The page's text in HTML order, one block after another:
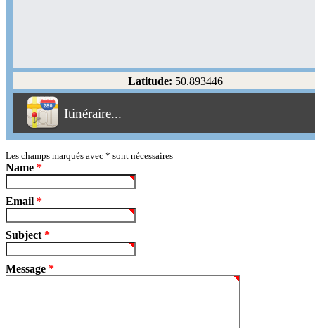
Latitude: 50.893446
Itinéraire...
Éviter les autoroutes
Éviter les péages
Partir! Reset
Les champs marqués avec * sont nécessaires
Name *
Email *
Subject *
Message *